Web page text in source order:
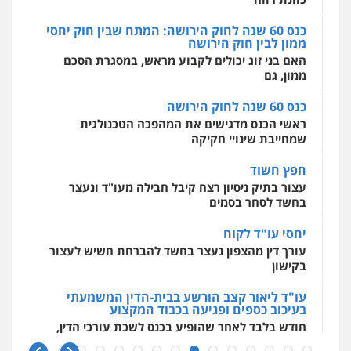
מרכז התחלה חדשה
אסירים עבירות מין שירותים מקצועיים
לעורכי דין
כנס 60 שנה לחוק הירושה: המתח שבין חוק יחסי
ממון לבין חוק הירושה
האם בני זוג יכולים לקבוע מראש, במסגרת הסכם
ממון, גם
כנס 60 שנה לחוק הירושה
ראשי הכנס מדגישים את המהפכה הטכנולגית
שמחייבת שינויי חקיקה
חפץ חשוד
עצור בתיק ניסיון רצח קיבל חבילה מעו"ד ונעצר
בחשד לסחר בסמים
יחסי עו"ד לקוח
עורך דין מהצפון נעצר בחשד להברחת חשיש לעצור
בקישון
עו"ד ליאור קצב הורשע בבית-הדין המשמעתי
בעיכוב כספים ופגיעה בכבוד המקצוע
חודש בלבד לאחר שהופיע בכנס לשכת עורכי הדין,
קצב הורשע